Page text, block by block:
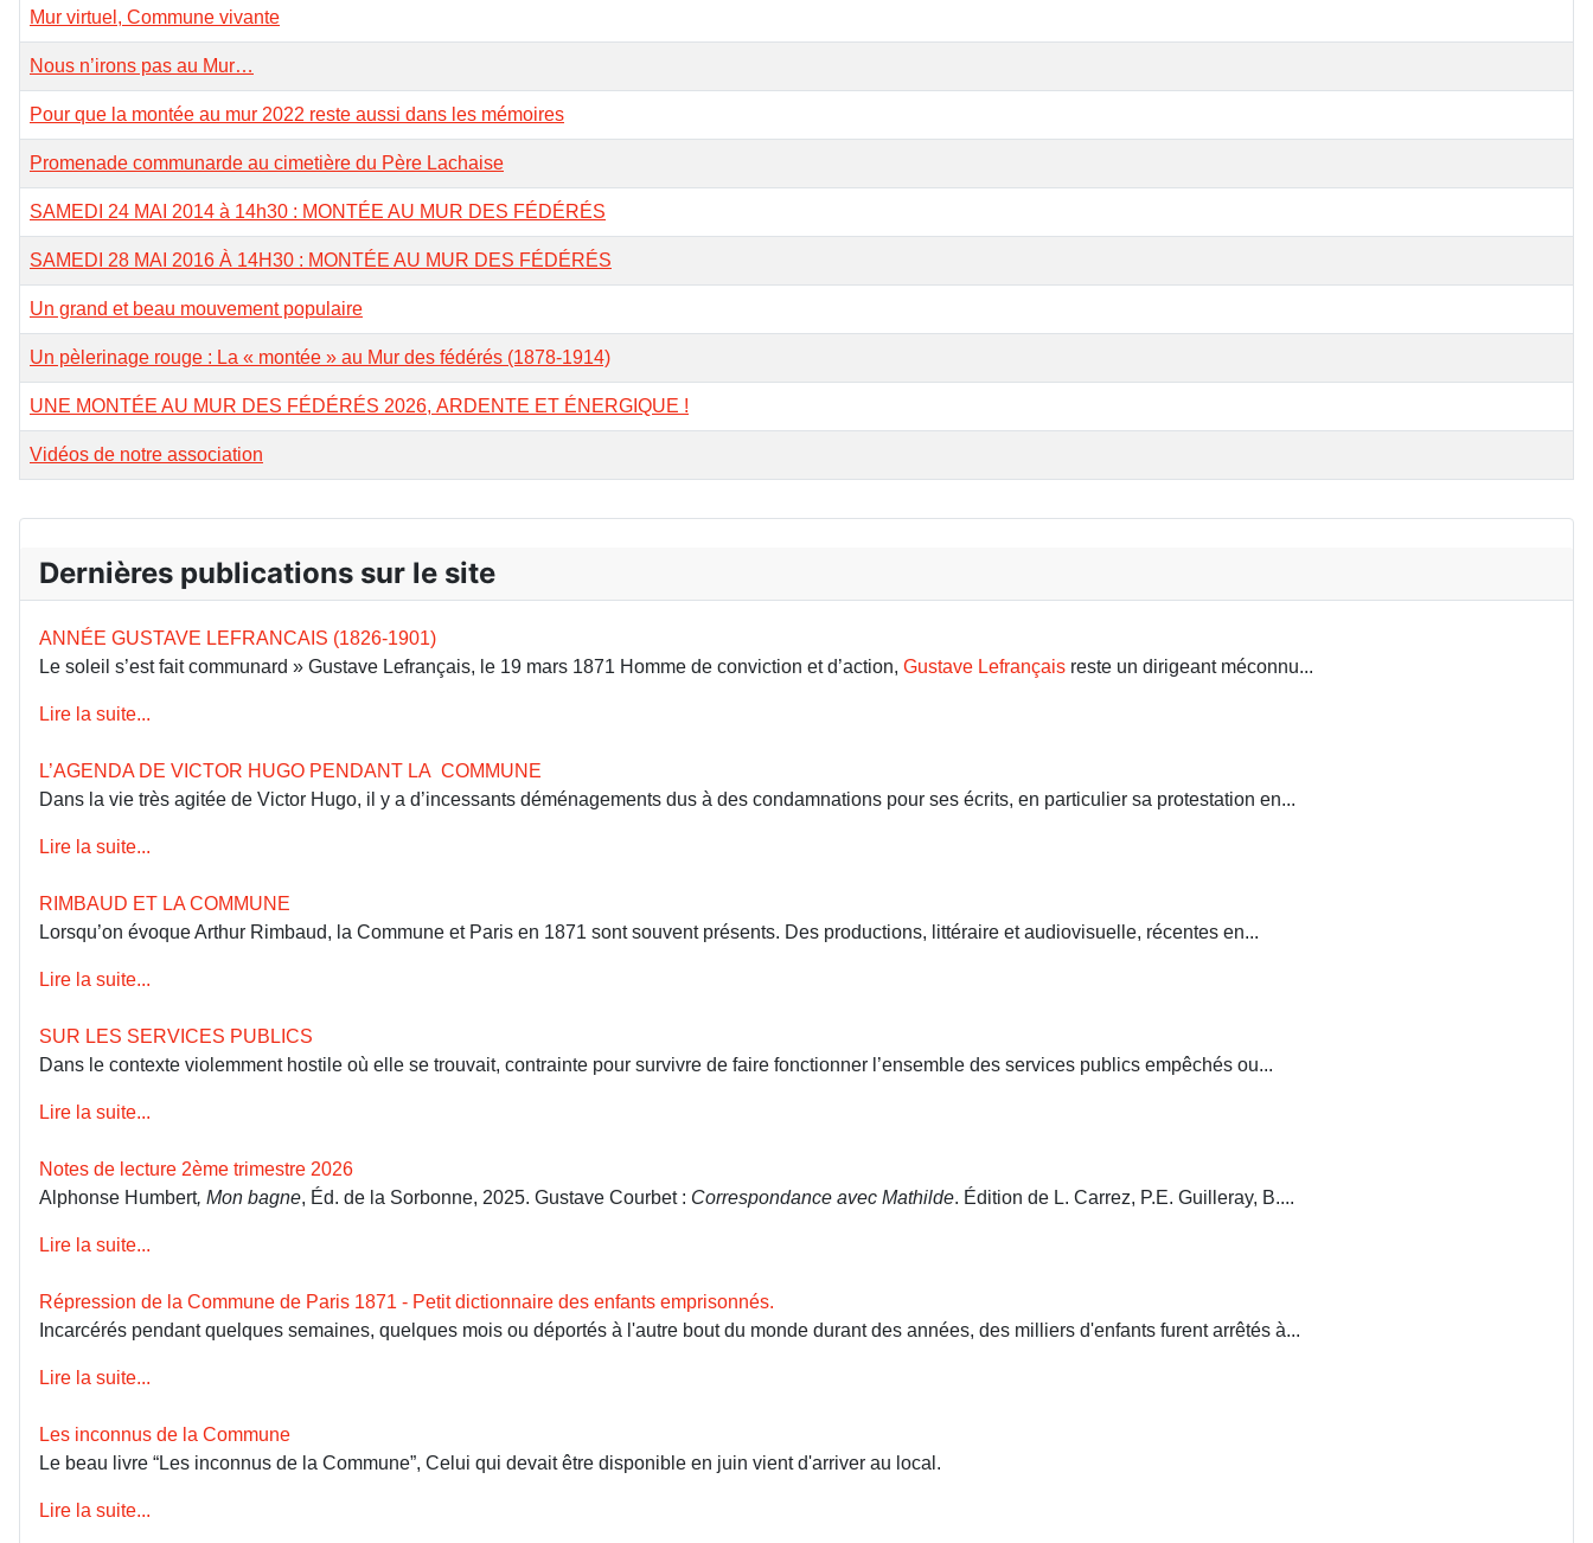
Mur virtuel, Commune vivante
Nous n’irons pas au Mur…
Pour que la montée au mur 2022 reste aussi dans les mémoires
Promenade communarde au cimetière du Père Lachaise
SAMEDI 24 MAI 2014 à 14h30 : MONTÉE AU MUR DES FÉDÉRÉS
SAMEDI 28 MAI 2016 À 14H30 : MONTÉE AU MUR DES FÉDÉRÉS
Un grand et beau mouvement populaire
Un pèlerinage rouge : La « montée » au Mur des fédérés (1878-1914)
UNE MONTÉE AU MUR DES FÉDÉRÉS 2026, ARDENTE ET ÉNERGIQUE !
Vidéos de notre association
Dernières publications sur le site
ANNÉE GUSTAVE LEFRANCAIS (1826-1901)
Le soleil s’est fait communard » Gustave Lefrançais, le 19 mars 1871 Homme de conviction et d’action, Gustave Lefrançais reste un dirigeant méconnu...
Lire la suite...
L’AGENDA DE VICTOR HUGO PENDANT LA COMMUNE
Dans la vie très agitée de Victor Hugo, il y a d’incessants déménagements dus à des condamnations pour ses écrits, en particulier sa protestation en...
Lire la suite...
RIMBAUD ET LA COMMUNE
Lorsqu’on évoque Arthur Rimbaud, la Commune et Paris en 1871 sont souvent présents. Des productions, littéraire et audiovisuelle, récentes en...
Lire la suite...
SUR LES SERVICES PUBLICS
Dans le contexte violemment hostile où elle se trouvait, contrainte pour survivre de faire fonctionner l’ensemble des services publics empêchés ou...
Lire la suite...
Notes de lecture 2ème trimestre 2026
Alphonse Humbert, Mon bagne, Éd. de la Sorbonne, 2025. Gustave Courbet : Correspondance avec Mathilde. Édition de L. Carrez, P.E. Guilleray, B....
Lire la suite...
Répression de la Commune de Paris 1871 - Petit dictionnaire des enfants emprisonnés.
Incarcérés pendant quelques semaines, quelques mois ou déportés à l'autre bout du monde durant des années, des milliers d'enfants furent arrêtés à...
Lire la suite...
Les inconnus de la Commune
Le beau livre “Les inconnus de la Commune”, Celui qui devait être disponible en juin vient d'arriver au local.
Lire la suite...